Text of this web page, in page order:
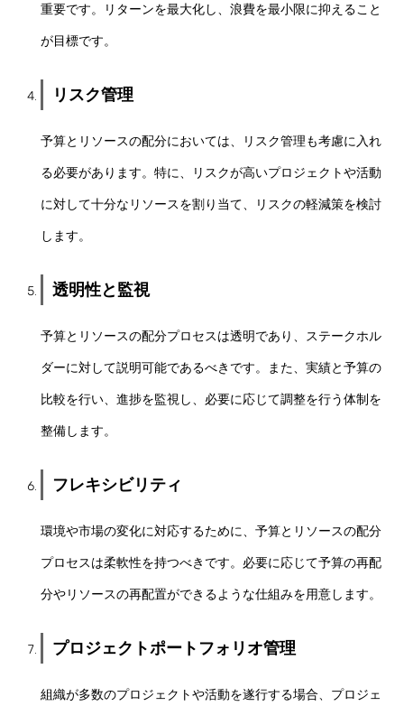
重要です。リターンを最大化し、浪費を最小限に抑えること
が目標です。
リスク管理
予算とリソースの配分においては、リスク管理も考慮に入れ
る必要があります。特に、リスクが高いプロジェクトや活動
に対して十分なリソースを割り当て、リスクの軽減策を検討
します。
透明性と監視
予算とリソースの配分プロセスは透明であり、ステークホル
ダーに対して説明可能であるべきです。また、実績と予算の
比較を行い、進捗を監視し、必要に応じて調整を行う体制を
整備します。
フレキシビリティ
環境や市場の変化に対応するために、予算とリソースの配分
プロセスは柔軟性を持つべきです。必要に応じて予算の再配
分やリソースの再配置ができるような仕組みを用意します。
プロジェクトポートフォリオ管理
組織が多数のプロジェクトや活動を遂行する場合、プロジェ